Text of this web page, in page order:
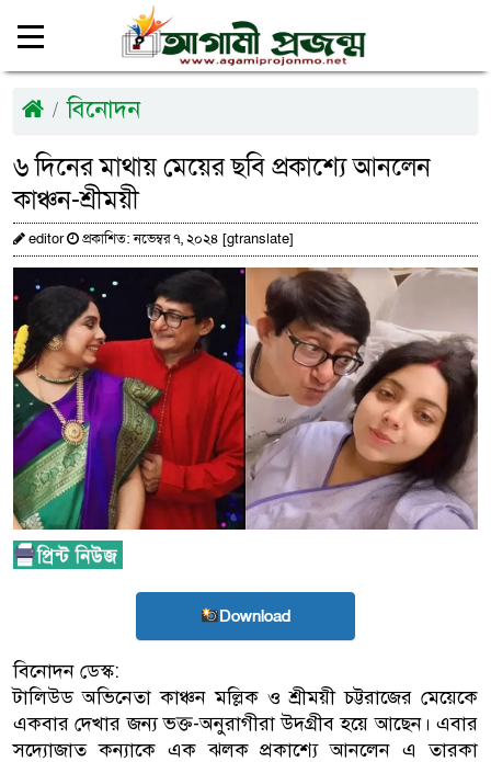
বিনোদন
৬ দিনের মাথায় মেয়ের ছবি প্রকাশ্যে আনলেন
কাঞ্চন-শ্রীময়ী
editor প্রকাশিত: নভেম্বর ৭, ২০২৪ [gtranslate]
Download
বিনোদন ডেস্ক:
টালিউড অভিনেতা কাঞ্চন মল্লিক ও শ্রীময়ী চট্টরাজের মেয়েকে
একবার দেখার জন্য ভক্ত-অনুরাগীরা উদ্গ্রীব হয়ে আছেন। এবার
সদ্যোজাত কন্যাকে এক ঝলক প্রকাশ্যে আনলেন এ তারকা